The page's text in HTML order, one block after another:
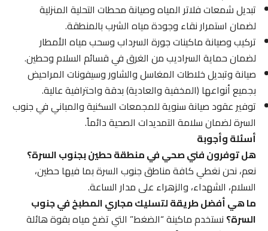
تبديل شمعات فلاتر المياه وصيانة محطات التحلية المنزلية
لضمان استمرار نقاء وجودة مياه الشرب بالمنطقة.
تركيب وصيانة ماكينات جورة السرداب وسحب مياه الأمطار
لضمان حماية السراديب من الغرق في قسائم السلام وحطين.
صيانة وتبديل خلاطات المغاسل والشاور وسيفونات المراحيض
بجميع أنواعها (المخفية والعادية) بدقة واحترافية عالية.
توفير عقود صيانة سنوية للمجمعات السكنية والمباني في جنوب
السرة لضمان سلامة التمديدات الصحية دائماً.
أسئلة وأجوبة
هل توفرون فني صحي في منطقة حطين بجنوب السرة؟
نعم، نحن نغطي كافة مناطق جنوب السرة بما فيها حطين،
السلام، الشهداء، والزهراء على مدار الساعة.
ما هي أفضل طريقة لتسليك مجاري المطبخ في جنوب
السرة؟نستخدم ماكينة “الضغط” التي تضخ مياه بقوة هائلة